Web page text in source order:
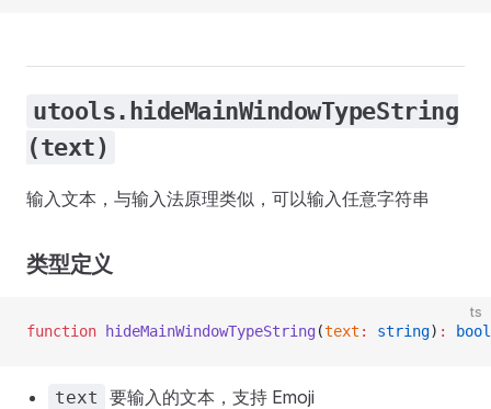
utools.hideMainWindowTypeString
(text)
输入文本，与输入法原理类似，可以输入任意字符串
类型定义
ts
function hideMainWindowTypeString (text : string) :
text 要输入的文本，支持 Emoji